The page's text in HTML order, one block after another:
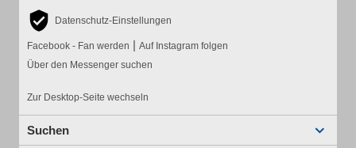
Datenschutz-Einstellungen
Facebook - Fan werden | Auf Instagram folgen
Über den Messenger suchen
Zur Desktop-Seite wechseln
Suchen